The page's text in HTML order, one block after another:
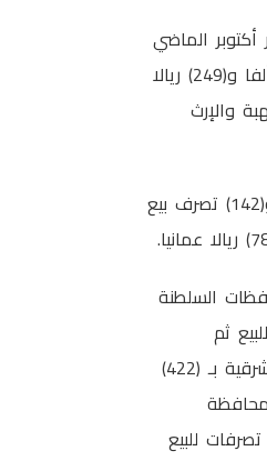
الماضي
بلغت (199) مليونًا و(760) ألفًا و(31) ريالًا عمانيًا في حين بلغت الرسوم المحصلة (7) ملايين و(17) ألفا و(249) ريالا
والهبة والإرث
ووضح إن إجمالي قيمة عقود البيع بلغت (88) مليونًا و(257) ألف ريال عماني من خلال (5) آلاف و(142) تصرف بيع
السلطنة
جنوب الباطنة بـ (995) تصرفا للبيع ثم
محافظة مسقط بـ (792) تصرف بيع ثم محافظة الداخلية بـ (591) تصرف بيع ثم محافظة شمال الشرقية بـ (422)
بـ(272) تصرف بيع ثم محافظة
تصرفا للبيع ثم محافظة الوسطى بـ (118) تصرف بيع ثم محافظة البريمي بـ(103) تصرفات للبيع